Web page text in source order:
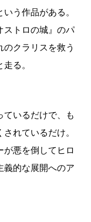
う作品がある。
トロの城』のパ
クラリスを救う
る。
ているだけで、も
れているだけ。
が悪を倒してヒロ
義的な展開へのア